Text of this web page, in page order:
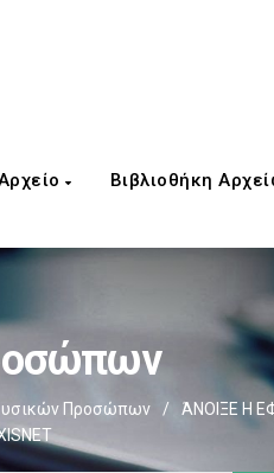
Βιβλιοθήκη
Προσώπων /
ΆΝΟΙΞΕ Η